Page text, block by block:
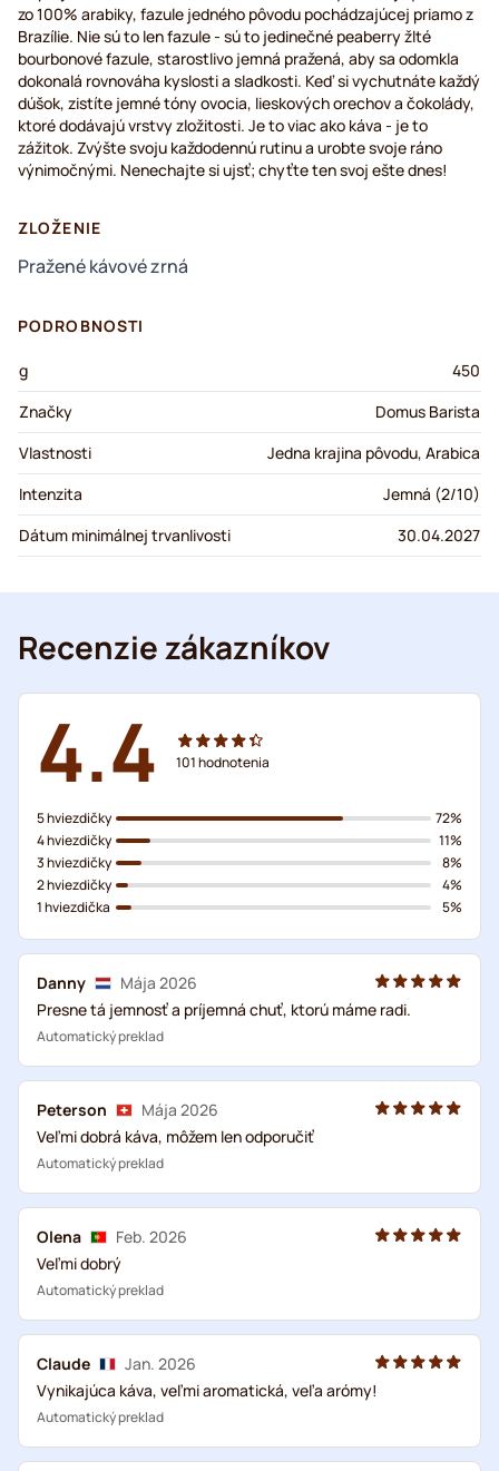
zo 100% arabiky, fazule jedného pôvodu pochádzajúcej priamo z
Brazílie. Nie sú to len fazule - sú to jedinečné peaberry žlté
bourbonové fazule, starostlivo jemná pražená, aby sa odomkla
dokonalá rovnováha kyslosti a sladkosti. Keď si vychutnáte každý
dúšok, zistíte jemné tóny ovocia, lieskových orechov a čokolády,
ktoré dodávajú vrstvy zložitosti. Je to viac ako káva - je to
zážitok. Zvýšte svoju každodennú rutinu a urobte svoje ráno
výnimočnými. Nenechajte si ujsť; chyťte ten svoj ešte dnes!
ZLOŽENIE
Pražené kávové zrná
PODROBNOSTI
g
450
Značky
Domus Barista
Vlastnosti
Jedna krajina pôvodu, Arabica
Intenzita
Jemná (2/10)
Dátum minimálnej trvanlivosti
30.04.2027
Recenzie zákazníkov
4.4 101hodnotenia
5 hviezdičky
4 hviezdičky
3 hviezdičky
2 hviezdičky
1 hviezdička
72%
11%
8%
4%
5%
Danny
Mája 2026
Presne tá jemnosť a príjemná chuť, ktorú máme radi.
Automatický preklad
Peterson
Mája 2026
Veľmi dobrá káva, môžem len odporučiť
Automatický preklad
Olena
Feb. 2026
Veľmi dobrý
Automatický preklad
Claude
Jan. 2026
Vynikajúca káva, veľmi aromatická, veľa arómy!
Automatický preklad